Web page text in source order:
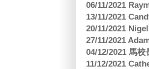
06/11/2021
13/11/2021
20/11/2021
27/11/2021
04/12/2021 馬
11/12/2021